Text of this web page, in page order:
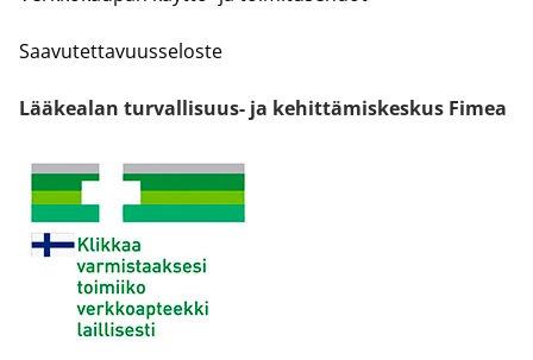
Saavutettavuusseloste
Lääkealan turvallisuus- ja kehittämiskeskus Fimea